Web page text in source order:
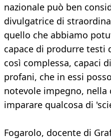
nazionale può ben
divulgatrice di
quello che abbiamo
capace di produrre testi
così complessa, capaci
profani, che in essi
notevole impegno, nella
imparare qualcosa di
Fogarolo, docente di